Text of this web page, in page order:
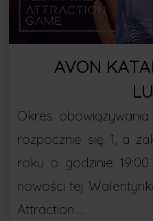
AVON
Okres
rozpocznie się 1, a
roku o godzinie
nowości tej
Attraction …